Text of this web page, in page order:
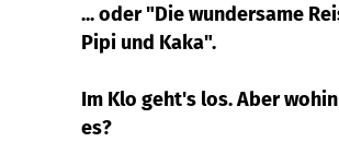
... oder "Die wundersame
Pipi und Kaka".
Im Klo geht's los. Aber
es?